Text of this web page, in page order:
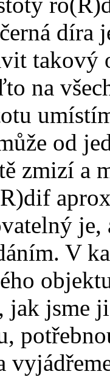
takový
na
od
zmizí a
je,
V
jak jsme